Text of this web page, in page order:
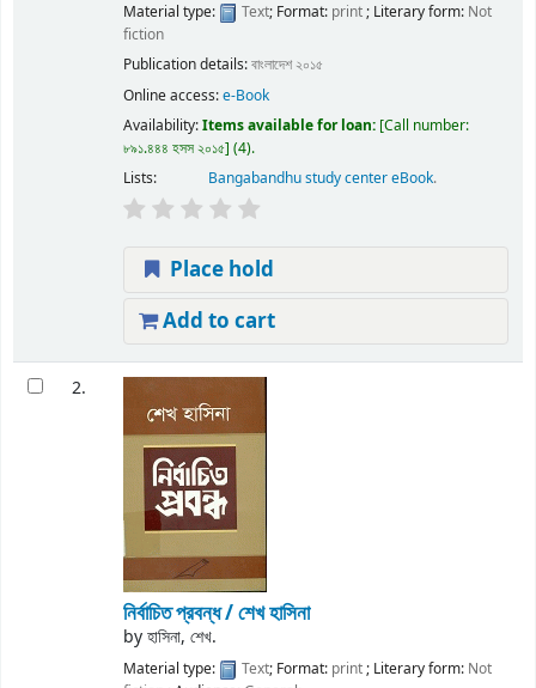
Material type:
Text; Format: print; Literary form: Not
fiction
Publication details:বাংলাদেশ ২০১৫
Online access:e-Book
Availability:Items available for loan: Call number:
৮৯১.৪৪৪ হসস ২০১৫ (4).
Lists:
Bangabandhu study center eBook.
Place hold
Add to cart
2.
নির্বাচিত প্রবন্ধ /শেখ হাসিনা
byহাসিনা, শেখ.
Material type: Text; Format: print; Literary form: Not